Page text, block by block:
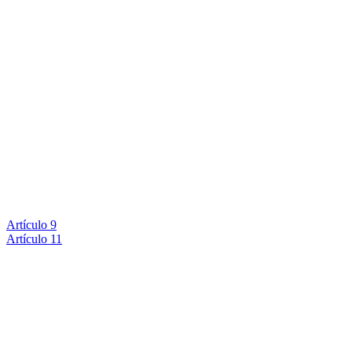
Artículo 9
Artículo 11